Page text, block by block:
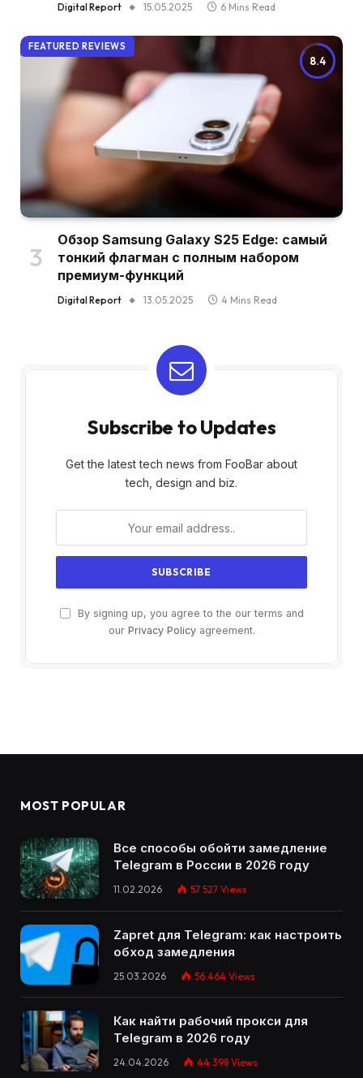
Digital Report 15.05.2025 6 Mins Read
8.4
FEATURED REVIEWS
Обзор Samsung Galaxy S25 Edge: самый
тонкий флагман с полным набором
премиум-функций
Digital Report 13.05.2025 4 Mins Read
Subscribe to Updates
Get the latest tech news from FooBar about
tech, design and biz.
By signing up, you agree to the our terms and
our Privacy Policyagreement.
MOST POPULAR
Все способы обойти замедление
Telegram в России в 2026 году
11.02.2026 57 527 Views
Zapret для Telegram: как настроить
обход замедления
25.03.2026 56 464 Views
Как найти рабочий прокси для
Telegram в 2026 году
24.04.2026 44 398 Views